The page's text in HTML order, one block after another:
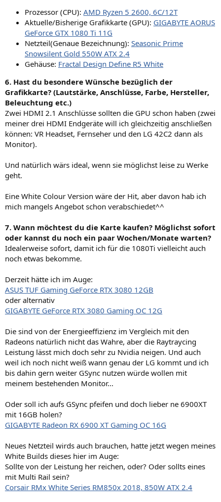
Prozessor (CPU): AMD Ryzen 5 2600, 6C/12T
Aktuelle/Bisherige Grafikkarte (GPU): GIGABYTE AORUS
GeForce GTX 1080 Ti 11G
Netzteil(Genaue Bezeichnung): Seasonic Prime
Snowsilent Gold 550W ATX 2.4
Gehäuse: Fractal Design Define R5 White
6. Hast du besondere Wünsche bezüglich der
Grafikkarte? (Lautstärke, Anschlüsse, Farbe, Hersteller,
Beleuchtung etc.)
Zwei HDMI 2.1 Anschlüsse sollten die GPU schon haben (zwei
meiner drei HDMI Endgeräte will ich gleichzeitig anschließen
können: VR Headset, Fernseher und den LG 42C2 dann als
Monitor).
Und natürlich wärs ideal, wenn sie möglichst leise zu Werke
geht.
Eine White Colour Version wäre der Hit, aber davon hab ich
mich mangels Angebot schon verabschiedet^^
7. Wann möchtest du die Karte kaufen? Möglichst sofort
oder kannst du noch ein paar Wochen/Monate warten?
Idealerweise sofort, damit ich für die 1080Ti vielleicht auch
noch etwas bekomme.
Derzeit hätte ich im Auge:
ASUS TUF Gaming GeForce RTX 3080 12GB
oder alternativ
GIGABYTE GeForce RTX 3080 Gaming OC 12G
Die sind von der Energieeffizienz im Vergleich mit den
Radeons natürlich nicht das Wahre, aber die Raytraycing
Leistung lässt mich doch sehr zu Nvidia neigen. Und auch
weil ich noch nicht weiß wann genau der LG kommt und ich
bis dahin gern weiter GSync nutzen würde wollen mit
meinem bestehenden Monitor...
Oder soll ich aufs GSync pfeifen und doch lieber ne 6900XT
mit 16GB holen?
GIGABYTE Radeon RX 6900 XT Gaming OC 16G
Neues Netzteil wirds auch brauchen, hatte jetzt wegen meines
White Builds dieses hier im Auge:
Sollte von der Leistung her reichen, oder? Oder sollts eines
mit Multi Rail sein?
Corsair RMx White Series RM850x 2018, 850W ATX 2.4